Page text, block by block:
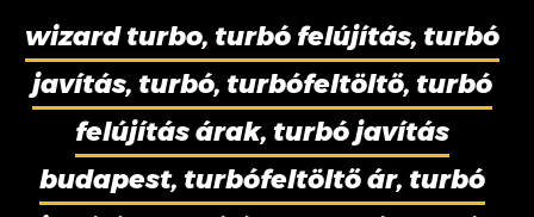
wizard turbo, turbó felújítás, turbó
javítás, turbó, turbófeltöltő, turbó
felújítás árak, turbó javítás
budapest, turbófeltöltő ár, turbó